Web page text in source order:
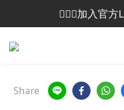
😎加入會
💁🏻‍♀️加入官
😎加入會
Share